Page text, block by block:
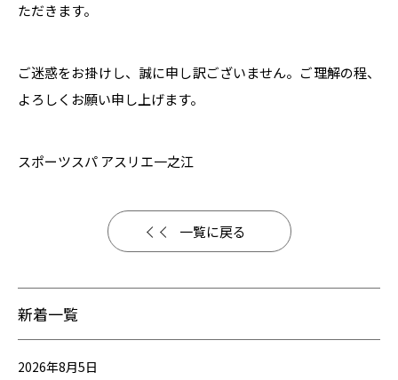
ただきます。
ご迷惑をお掛けし、誠に申し訳ございません。ご理解の程、
よろしくお願い申し上げます。
スポーツスパ アスリエ一之江
一覧に戻る
新着一覧
2026年8月5日